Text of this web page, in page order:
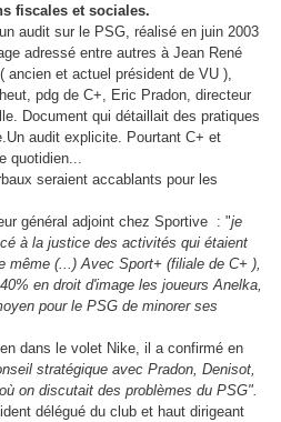
fiscales et sociales.
audit sur le PSG, réalisé en juin 2003
adressé entre autres à Jean René
ancien et actuel président de VU ),
pdg de C+, Eric Pradon, directeur
Document qui détaillait des pratiques
Un audit explicite. Pourtant C+ et
quotidien...
seraient accablants pour les
général adjoint chez Sportive : "je
à la justice des activités qui étaient
même (...) Avec Sport+ (filiale de C+ ),
en droit d'image les joueurs Anelka,
pour le PSG de minorer ses
dans le volet Nike, il a confirmé en
stratégique avec Pradon, Denisot,
on discutait des problèmes du PSG".
délégué du club et haut dirigeant